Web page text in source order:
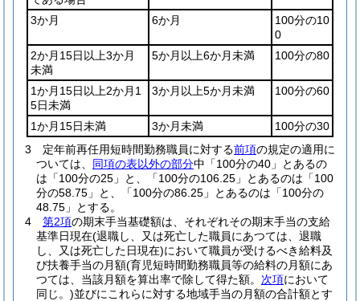
3か月 6か月
100分の10
0
2か月15日以上3か月
未満
5か月以上6か月未満 100分の80
1か月15日以上2か月1
5日未満
3か月以上5か月未満 100分の60
1か月15日未満 3か月未満
100分の30
3
定年前再任用短時間勤務職員に対する前項の規定の適用に
ついては、 同項の表以外の部分中「100分の40」とあるの
は「100分の25」と、「100分の106.25」とあるのは「100
分の58.75」と、「100分の86.25」とあるのは「100分の
48.75」とする。
4
第2項の期末手当基礎額は、それぞれその期末手当の支給
基準日現在(退職し、又は死亡した職員にあつては、退職
し、又は死亡した日現在)において職員が受けるべき給料及
び扶養手当の月額(育児短時間勤務職員等の給料の月額にあ
つては、当該月額を算出率で除して得た額。 次項において
同じ。)並びにこれらに対する地域手当の月額の合計額とす